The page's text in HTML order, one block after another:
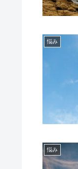
悩み
悩み